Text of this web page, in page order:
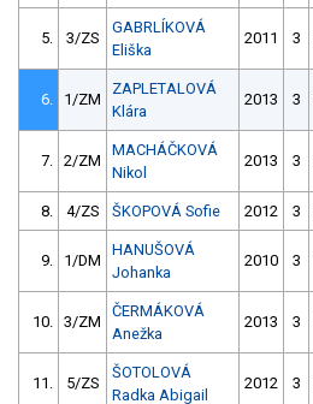
5. 3/ZS
GABRLÍKOVÁ
Eliška
2011 3
6. 1/ZM
ZAPLETALOVÁ
Klára
2013 3
7. 2/ZM
MACHÁČKOVÁ
Nikol
2013 3
8. 4/ZS ŠKOPOVÁ Sofie 2012 3
9. 1/DM
HANUŠOVÁ
Johanka
2010 3
10. 3/ZM
ČERMÁKOVÁ
Anežka
2013 3
11. 5/ZS
ŠOTOLOVÁ
Radka Abigail
2012 3